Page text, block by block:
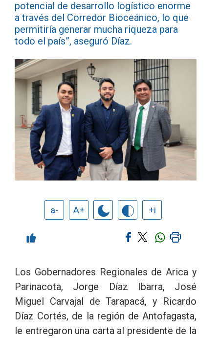
potencial de desarrollo logístico enorme
a través del Corredor Bioceánico, lo que
permitiría generar mucha riqueza para
todo el país”, aseguró Díaz.
a- A+ +i
Los Gobernadores Regionales de Arica y
Parinacota, Jorge Díaz Ibarra, José
Miguel Carvajal de Tarapacá, y Ricardo
Díaz Cortés, de la región de Antofagasta,
le entregaron una carta al presidente de la